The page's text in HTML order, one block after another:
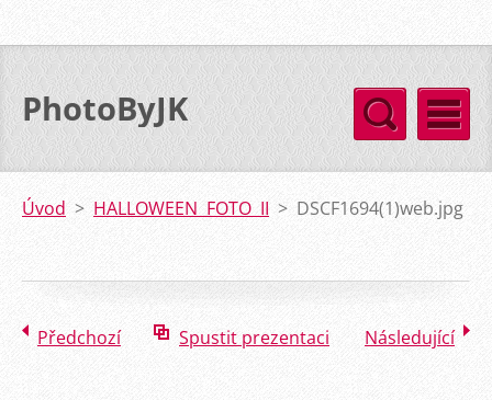
PhotoByJK
Úvod > HALLOWEEN FOTO II > DSCF1694(1)web.jpg
Předchozí Spustit prezentaci Následující